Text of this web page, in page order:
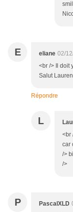
E eliane 02/
<br /> Il doit
Salut
Répondre
L
<br
car
/>
/>
P PascalXLD